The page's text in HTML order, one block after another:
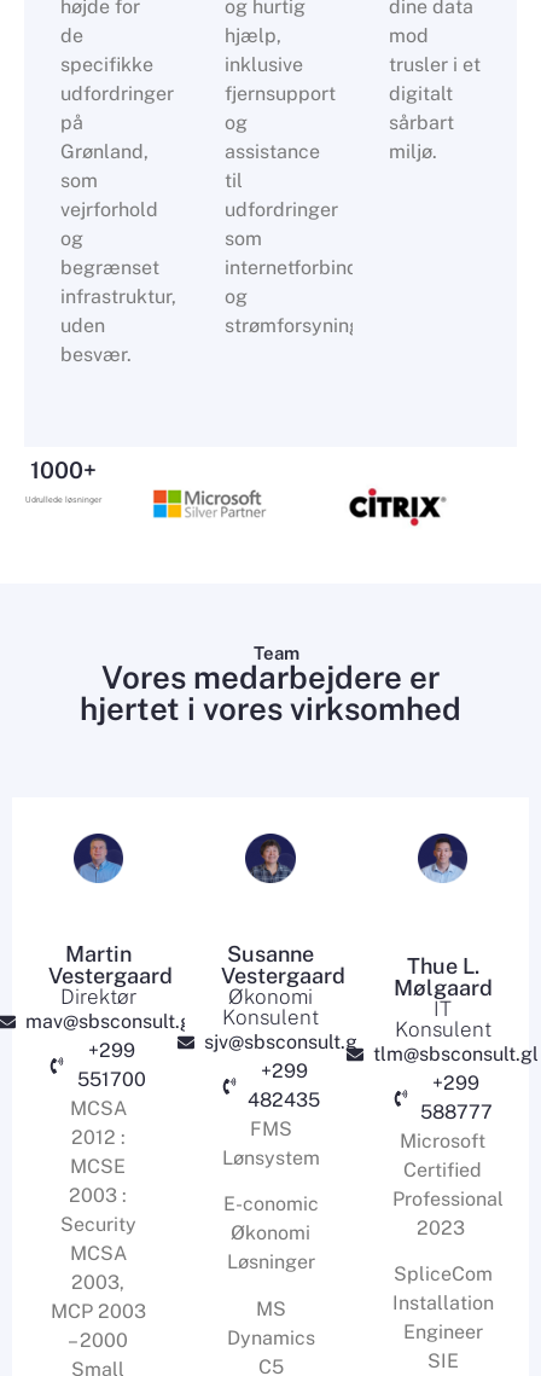
højde for
de
specifikke
udfordringer
på
Grønland,
som
vejrforhold
og
begrænset
infrastruktur,
uden
besvær.
og hurtig
hjælp,
inklusive
fjernsupport
og
assistance
til
udfordringer
som
internetforbindelse
og
strømforsyning.
dine data
mod
trusler i et
digitalt
sårbart
miljø.
1000+
Udrullede løsninger
Team
Vores medarbejdere er
hjertet i vores virksomhed
Martin
Vestergaard
Direktør
mav@sbsconsult.gl
+299
551700
MCSA
2012 :
MCSE
2003 :
Security
MCSA
2003,
MCP 2003
– 2000
Small
Susanne
Vestergaard
Økonomi
Konsulent
sjv@sbsconsult.gl
+299
482435
FMS
Lønsystem
E-conomic
Økonomi
Løsninger
MS
Dynamics
C5
Thue L.
Mølgaard
IT
Konsulent
tlm@sbsconsult.gl
+299
588777
Microsoft
Certified
Professional
2023
SpliceCom
Installation
Engineer
SIE